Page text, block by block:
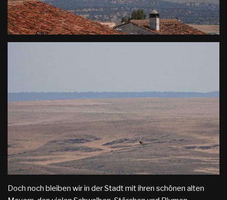
Doch noch bleiben wir in der Stadt mit ihren schönen alten